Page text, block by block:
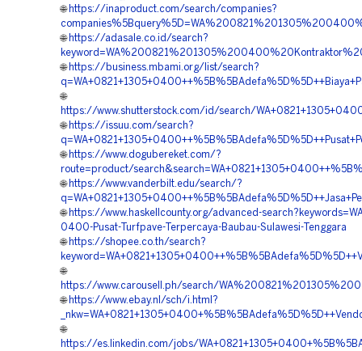
🌐 https://inaproduct.com/search/companies?
🌐 https://adasale.co.id/search?
🌐 https://business.mbami.org/list/search?
🌐
https://www.shutterstock.com/id/search/
🌐 https://issuu.com/search?
🌐 https://www.dogubereket.com/?
route=product/
🌐 https://www.vanderbilt.edu/search/?
🌐 https://www.haskellcounty.org/advanced-
0400-Pusat-Turfpave-Terpercaya-Baubau-Sulawesi-Tenggara
🌐 https://shopee.co.th/search?
🌐
https://www.carousell.ph/search/
🌐 https://www.ebay.nl/sch/i.html?
🌐
https://es.linkedin.com/jobs/